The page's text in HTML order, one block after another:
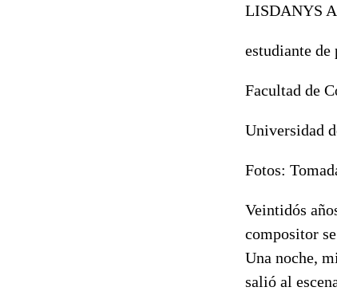
LISDANYS
estudiante
Facultad de
Universidad
Fotos:
Veintidós
compositor
Una noche,
salió al